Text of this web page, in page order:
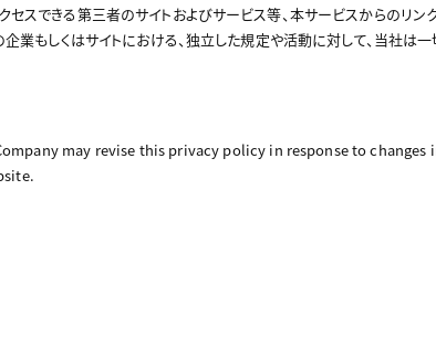
スできる第三者のサイトおよびサービス等、本サービスからのリ
企業もしくはサイトにおける、独立した規定や活動に対して、当社
may revise this privacy policy in response to changes